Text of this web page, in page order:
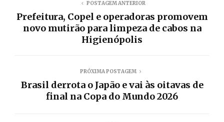
POSTAGEM ANTERIOR
Prefeitura, Copel e operadoras promovem
novo mutirão para limpeza de cabos na
Higienópolis
PRÓXIMA POSTAGEM
Brasil derrota o Japão e vai às oitavas de
final na Copa do Mundo 2026